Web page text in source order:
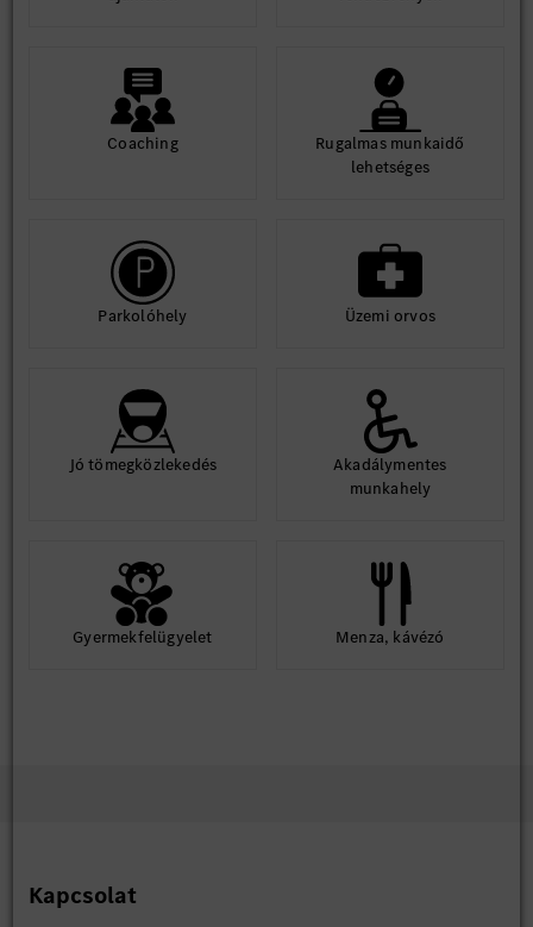
Coaching
Rugalmas munkaidő
lehetséges
Parkolóhely Üzemi orvos
Jó tömegközlekedés
Akadálymentes
munkahely
Gyermekfelügyelet Menza, kávézó
Kapcsolat